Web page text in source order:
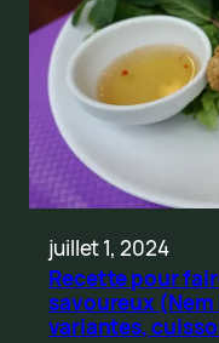
juillet 1, 2024
Recette pour
savoureux
variantes,